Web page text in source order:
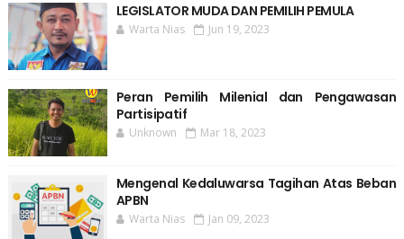
LEGISLATOR MUDA DAN PEMILIH PEMULA
Warta Nias Jun 19, 2023
Peran Pemilih Milenial dan Pengawasan
Partisipatif
Unknown Mar 18, 2023
Mengenal Kedaluwarsa Tagihan Atas Beban
APBN
Warta Nias Jan 09, 2023